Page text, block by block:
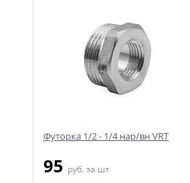
Футорка 1/2 - 1/4 нар/вн VRT
95 руб. за шт